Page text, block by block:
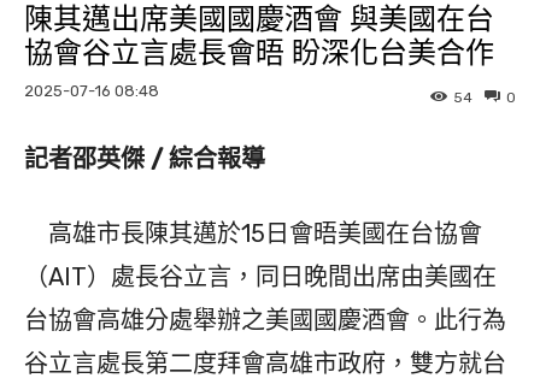
陳其邁出席美國國慶酒會 與美國在台
協會谷立言處長會晤 盼深化台美合作
2025-07-16 08:48 0
54
記者邵英傑 / 綜合報導
高雄市長陳其邁於15日會晤美國在台協會
（AIT）處長谷立言，同日晚間出席由美國在
台協會高雄分處舉辦之美國國慶酒會。此行為
谷立言處長第二度拜會高雄市政府，雙方就台